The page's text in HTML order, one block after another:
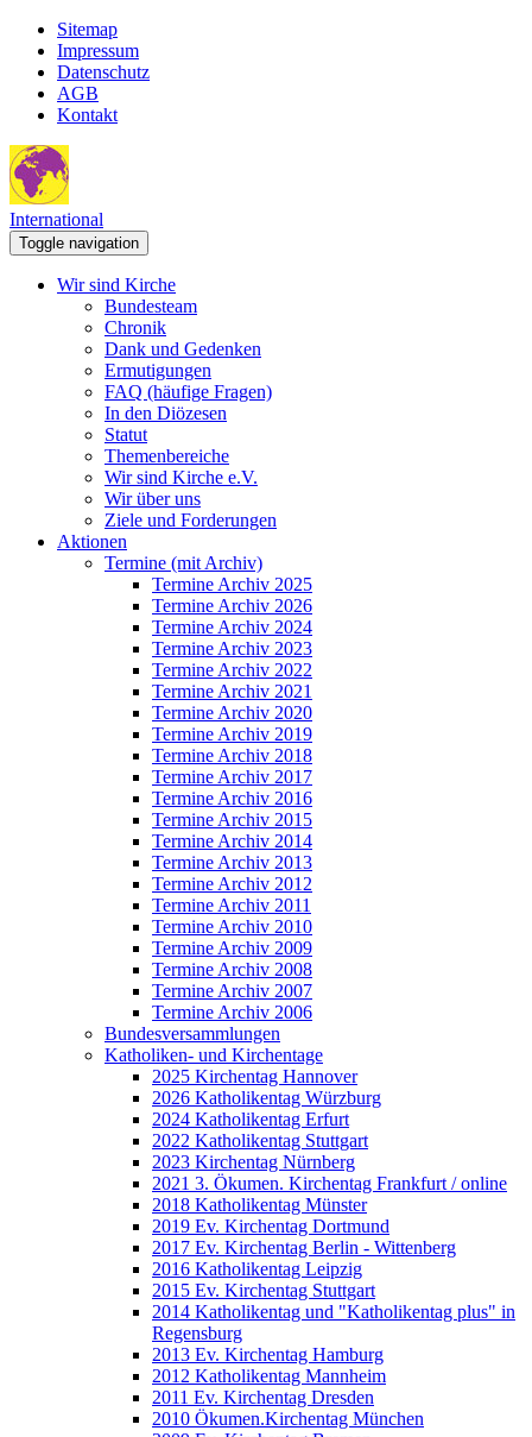
Sitemap
Impressum
Datenschutz
AGB
Kontakt
International
Toggle navigation
Wir sind Kirche
Bundesteam
Chronik
Dank und Gedenken
Ermutigungen
FAQ (häufige Fragen)
In den Diözesen
Statut
Themenbereiche
Wir sind Kirche e.V.
Wir über uns
Ziele und Forderungen
Aktionen
Termine (mit Archiv)
Termine Archiv 2025
Termine Archiv 2026
Termine Archiv 2024
Termine Archiv 2023
Termine Archiv 2022
Termine Archiv 2021
Termine Archiv 2020
Termine Archiv 2019
Termine Archiv 2018
Termine Archiv 2017
Termine Archiv 2016
Termine Archiv 2015
Termine Archiv 2014
Termine Archiv 2013
Termine Archiv 2012
Termine Archiv 2011
Termine Archiv 2010
Termine Archiv 2009
Termine Archiv 2008
Termine Archiv 2007
Termine Archiv 2006
Bundesversammlungen
Katholiken- und Kirchentage
2025 Kirchentag Hannover
2026 Katholikentag Würzburg
2024 Katholikentag Erfurt
2022 Katholikentag Stuttgart
2023 Kirchentag Nürnberg
2021 3. Ökumen. Kirchentag Frankfurt / online
2018 Katholikentag Münster
2019 Ev. Kirchentag Dortmund
2017 Ev. Kirchentag Berlin - Wittenberg
2016 Katholikentag Leipzig
2015 Ev. Kirchentag Stuttgart
2014 Katholikentag und "Katholikentag plus" in
Regensburg
2013 Ev. Kirchentag Hamburg
2012 Katholikentag Mannheim
2011 Ev. Kirchentag Dresden
2010 Ökumen.Kirchentag München